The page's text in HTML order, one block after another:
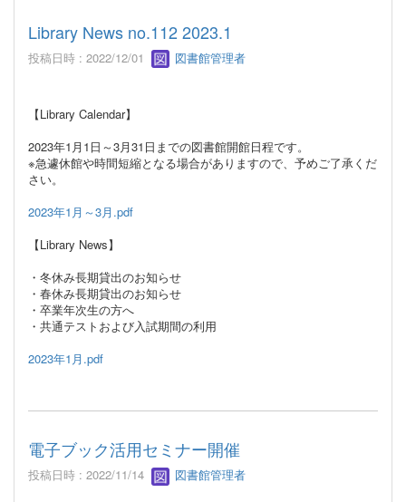
Library News no.112 2023.1
投稿日時 : 2022/12/01 図書館管理者
【Library Calendar】
2023年1月1日～3月31日までの図書館開館日程です。
※急遽休館や時間短縮となる場合がありますので、予めご了承くだ
さい。
2023年1月～3月.pdf
【Library News】
・冬休み長期貸出のお知らせ
・春休み長期貸出のお知らせ
・卒業年次生の方へ
・共通テストおよび入試期間の利用
2023年1月.pdf
電子ブック活用セミナー開催
投稿日時 : 2022/11/14 図書館管理者